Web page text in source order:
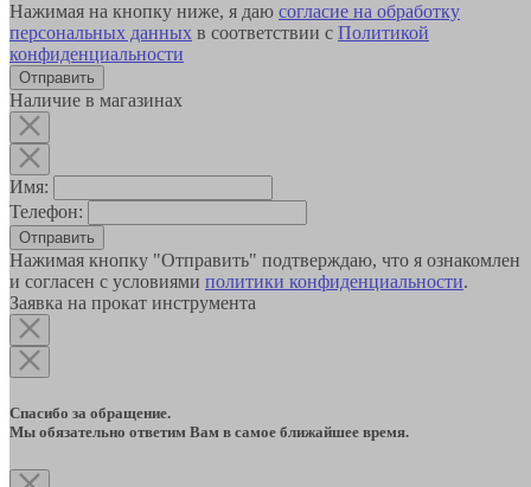
Нажимая на кнопку ниже, я даю согласие на обработку
персональных данных в соответствии с Политикой
конфиденциальности
Наличие в магазинах
Имя:
Телефон:
Отправить
Нажимая кнопку "Отправить" подтверждаю, что я ознакомлен
и согласен с условиями политики конфиденциальности.
Заявка на прокат инструмента
Спасибо за обращение.
Мы обязательно ответим Вам в самое ближайшее время.